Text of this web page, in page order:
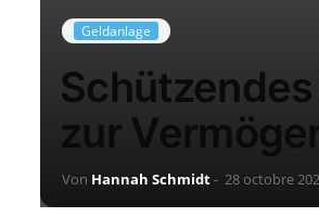
Geldanlage
zur
Von Hannah Schmidt- 28 octobre